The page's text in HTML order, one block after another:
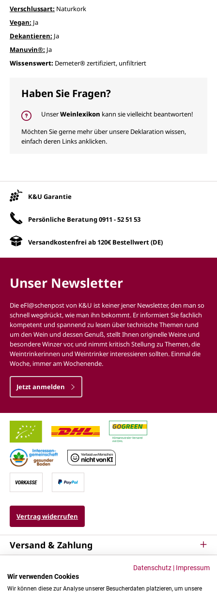
Verschlussart: Naturkork
Vegan: Ja
Dekantieren: Ja
Manuvin®: Ja
Wissenswert: Demeter® zertifiziert, unfiltriert
Haben Sie Fragen?
UnserWeinlexikon kann sie vielleicht beantworten!
Möchten Sie gerne mehr über unsere Deklaration wissen,
einfach deren Links anklicken.
K&U Garantie
Persönliche Beratung0911 - 52 51 53
Versandkostenfrei ab 120€ Bestellwert (DE)
Unser Newsletter
Die eFl@schenpost von K&U ist keiner jener Newsletter, den man so
schnell wegdrückt, wie man ihn bekommt. Er informiert Sie fachlich
kompetent und spannend zu lesen über technische Themen rund
um den Wein und dessen Genuß, stellt Ihnen originelle Weine und
besondere Winzer vor, und nimmt kritisch Stellung zu Themen, die
Weintrinkerinnen und Weintrinker interessieren sollten. Einmal die
Woche, immer am Wochenende.
Jetzt anmelden
Vertrag widerrufen
Versand & Zahlung
Kontakt & Mehr
Datenschutz | Impressum
Wir verwenden Cookies
Wir können diese zur Analyse unserer Besucherdaten platzieren, um unsere